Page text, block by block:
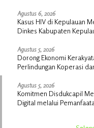
Agustus 6, 2026
Kasus HIV di Kepulauan
Dinkes Kabupaten
Agustus 5, 2026
Dorong Ekonomi
Perlindungan Koperasi
Agustus 5, 2026
Komitmen Disdukcapil
Digital melalui